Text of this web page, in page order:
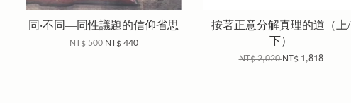
同‧不同—同性議題的信仰省思
NT$ 500NT$ 440
按著正意分解真理的道（上/
下）
NT$ 2,020NT$ 1,818